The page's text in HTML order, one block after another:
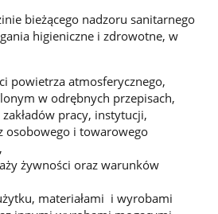
bieżącego nadzoru sanitarnego
higieniczne i zdrowotne, w
powietrza atmosferycznego,
w odrębnych przepisach,
pracy, instytucji,
osobowego i towarowego
żywności oraz warunków
materiałami i wyrobami